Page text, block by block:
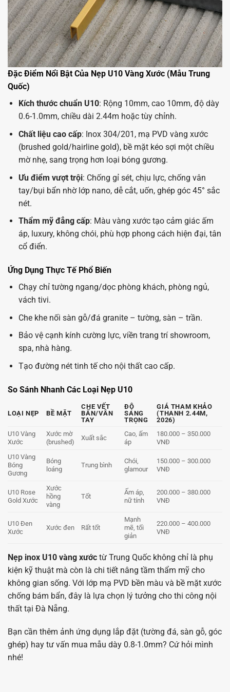
Đặc Điểm Nổi Bật Của Nẹp U10 Vàng Xước (Mẫu Trung
Quốc)
Kích thước chuẩn U10: Rộng 10mm, cao 10mm, độ dày
0.6-1.0mm, chiều dài 2.44m hoặc tùy chỉnh.
Chất liệu cao cấp
(brushed gold/hairline gold), bề mặt kéo sợi một chiều
mờ nhẹ, sang trọng hơn loại bóng gương.
Ưu điểm vượt trội
: Chống gỉ sét, chịu lực, chống vân
tay/bụi bẩn nhờ lớp nano, dễ cắt, uốn, ghép góc 45° sắc
nét.
Thẩm mỹ đẳng cấp: Màu vàng xước tạo cảm giác ấm
áp, luxury, không chói, phù hợp phong cách hiện đại, tân
cổ điển.
Ứng Dụng Thực Tế Phổ Biến
Chạy chỉ tường ngang/dọc phòng khách, phòng ngủ,
vách tivi.
Che khe nối sàn gỗ/đá granite – tường, sàn – trần.
Bảo vệ cạnh kính cường lực, viền trang trí showroom,
spa, nhà hàng.
Tạo đường nét tinh tế cho nội thất cao cấp.
So Sánh Nhanh Các Loại Nẹp U10
LOẠI NẸP BỀ MẶT
BẨN/VÂN
SANG
(THANH 2.44M,
2026)
U10 Vàng
Xước
Xước mờ
(brushed)
Xuất sắc
Cao, ấm
áp
Bóng
Bóng
Trung bình
Chói,
glamour
150.000 – 300.000
VNĐ
U10 Rose
Gold Xước
Xước
vàng
Ấm áp,
200.000 – 380.000
U10 Đen
Mạnh
giản
Nẹp inox U10 vàng xước
kiện kỹ thuật mà còn là chi tiết nâng tầm thẩm mỹ cho
không gian sống. Với lớp mạ PVD bền màu và bề mặt xước
thất tại Đà Nẵng.
Bạn cần thêm ảnh ứng dụng lắp đặt (tường đá, sàn gỗ, góc
ghép) hay tư vấn mua mẫu dày 0.8-1.0mm? Cứ hỏi mình
nhé!
Nẹp Inox U10 Vàng Xước – Phụ Kiện Trang Trí Nội Thất Cao Cấp, Sang
Trọng T -